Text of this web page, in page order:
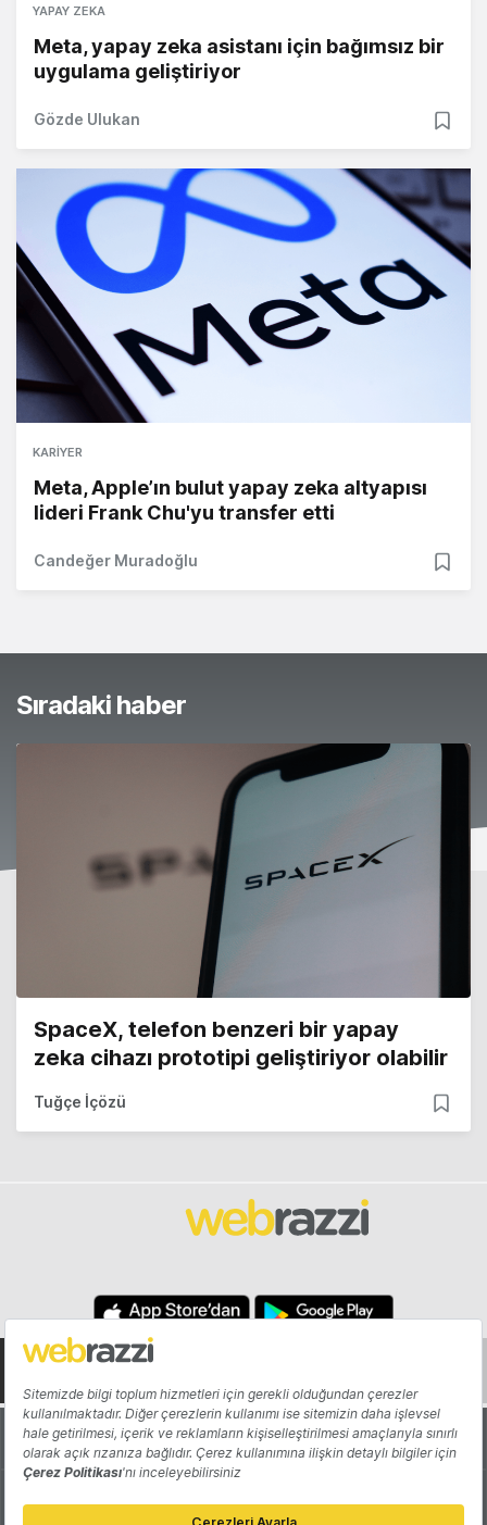
YAPAY ZEKA
Meta, yapay zeka asistanı için bağımsız bir
uygulama geliştiriyor
Gözde Ulukan
KARIYER
Meta, Apple’ın bulut yapay zeka altyapısı
lideri Frank Chu'yu transfer etti
Candeğer Muradoğlu
Sıradaki haber
SpaceX, telefon benzeri bir yapay
zeka cihazı prototipi geliştiriyor olabilir
Tuğçe İçözü
Hakkında Yazarlar
Katkıda Bulun Reklam